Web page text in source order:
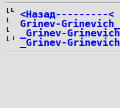
<Назад---------<
Grinev-
_Grinev-
_Grinev-